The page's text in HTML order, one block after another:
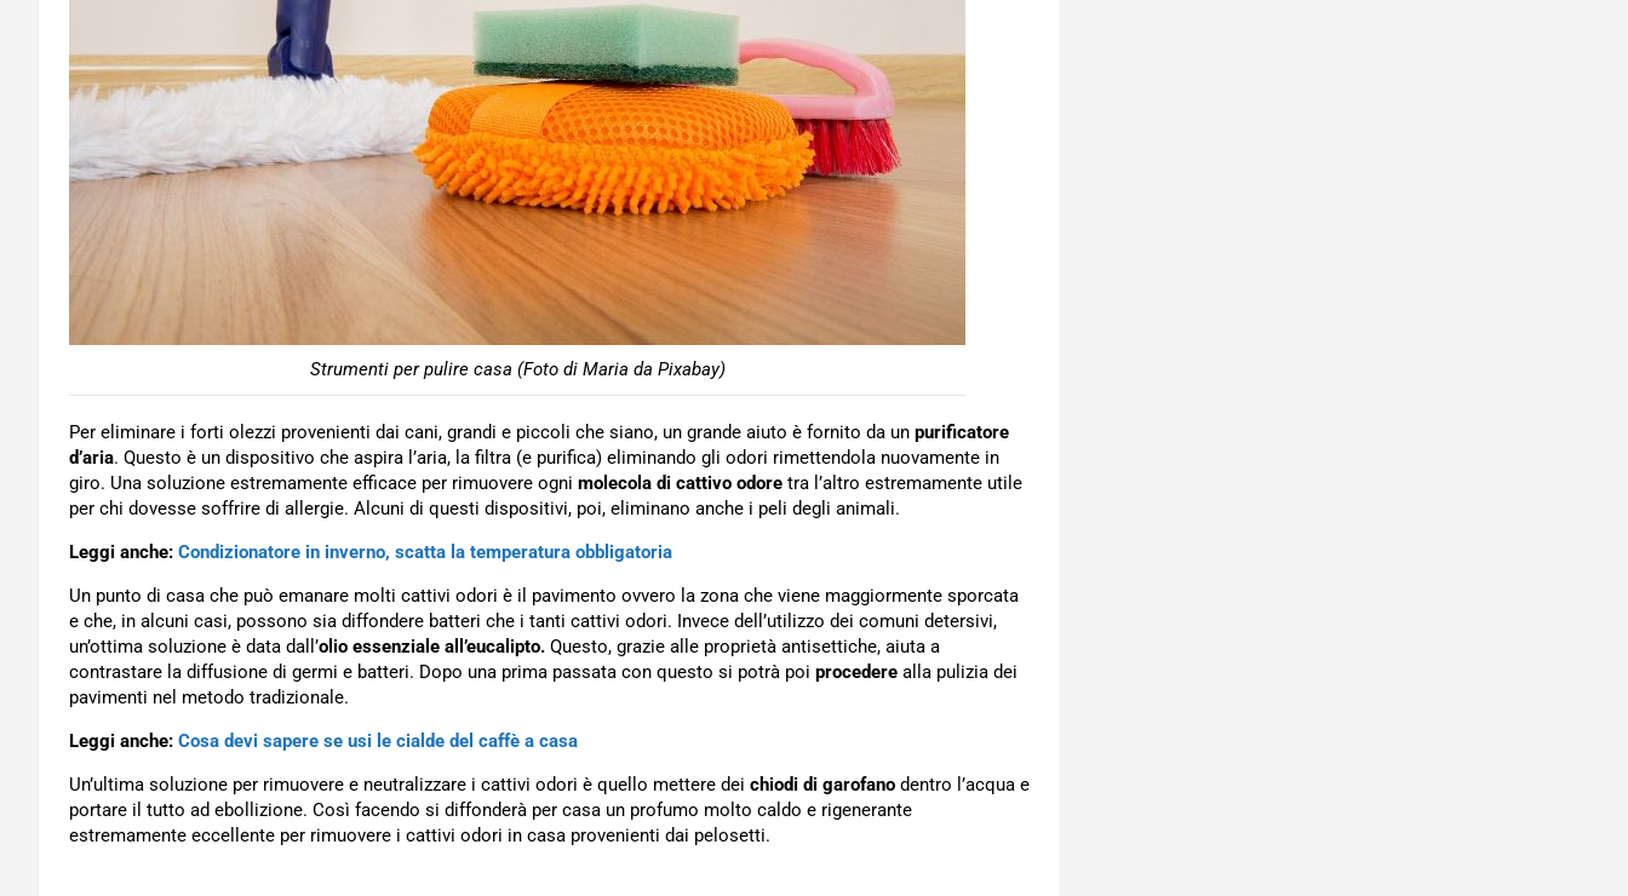
Strumenti per pulire casa (Foto di Maria da Pixabay)
Per eliminare i forti olezzi provenienti dai cani, grandi e piccoli che siano, un grande aiuto è fornito da un purificatore
d’aria. Questo è un dispositivo che aspira l’aria, la filtra (e purifica) eliminando gli odori rimettendola nuovamente in
giro. Una soluzione estremamente efficace per rimuovere ogni molecola di cattivo odore tra l’altro estremamente utile
per chi dovesse soffrire di allergie. Alcuni di questi dispositivi, poi, eliminano anche i peli degli animali.
Leggi anche: Condizionatore in inverno, scatta la temperatura obbligatoria
Un punto di casa che può emanare molti cattivi odori è il pavimento ovvero la zona che viene maggiormente sporcata
e che, in alcuni casi, possono sia diffondere batteri che i tanti cattivi odori. Invece dell’utilizzo dei comuni detersivi,
un’ottima soluzione è data dall’olio essenziale all’eucalipto. Questo, grazie alle proprietà antisettiche, aiuta a
contrastare la diffusione di germi e batteri. Dopo una prima passata con questo si potrà poi procedere alla pulizia dei
pavimenti nel metodo tradizionale.
Leggi anche: Cosa devi sapere se usi le cialde del caffè a casa
Un’ultima soluzione per rimuovere e neutralizzare i cattivi odori è quello mettere dei chiodi di garofano dentro l’acqua e
portare il tutto ad ebollizione. Così facendo si diffonderà per casa un profumo molto caldo e rigenerante
estremamente eccellente per rimuovere i cattivi odori in casa provenienti dai pelosetti.